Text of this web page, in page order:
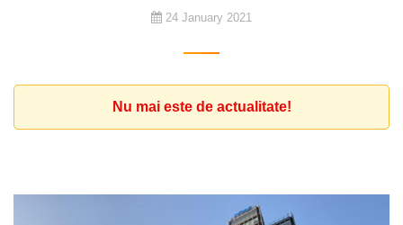
24 January 2021
Nu mai este de actualitate!